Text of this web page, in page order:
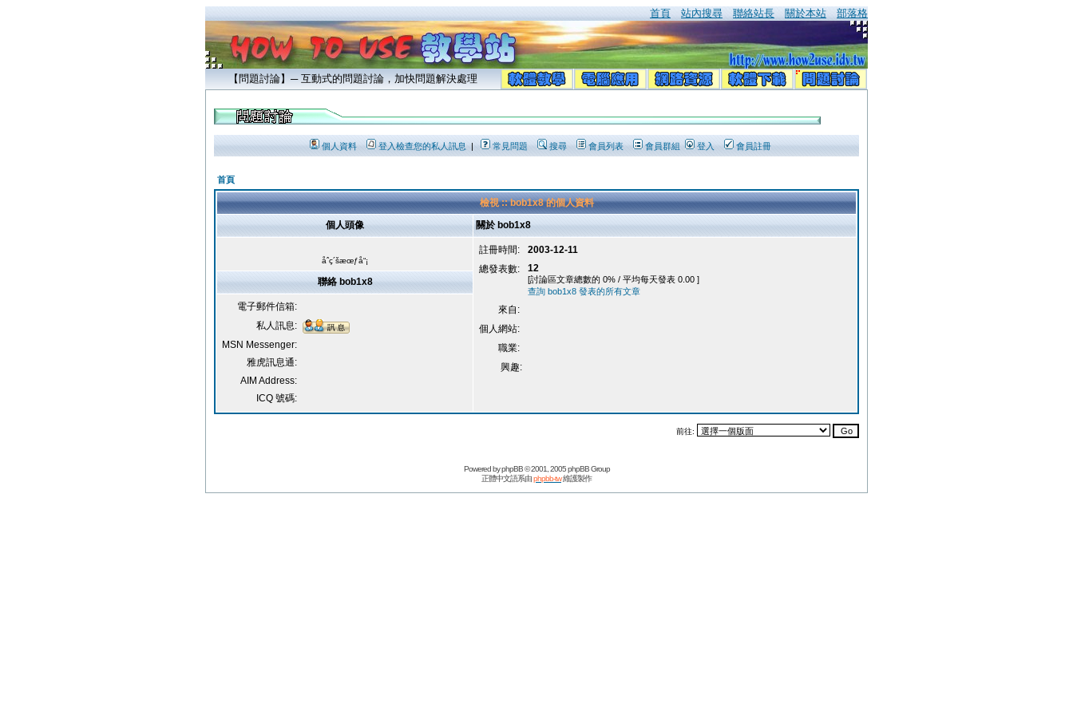
首頁 站內搜尋 聯絡站長 關於本站 部落格
【問題討論】─ 互動式的問題討論，加快問題解決處理
個人資料 登入檢查您的私人訊息| 常見問題 搜尋 會員列表 會員群組 登入 會員註冊
首頁
檢視 :: bob1x8 的個人資料
個人頭像
關於 bob1x8
åˆç´šæœƒå“¡
註冊時間:
2003-12-11
總發表數:
12
[討論區文章總數的 0% / 平均每天發表 0.00 ]
查詢 bob1x8 發表的所有文章
來自:
個人網站:
職業:
興趣:
聯絡 bob1x8
電子郵件信箱:
私人訊息:
MSN Messenger:
雅虎訊息通:
AIM Address:
ICQ 號碼:
前往:
Powered byphpBB© 2001, 2005 phpBB Group
正體中文語系由phpbb-tw維護製作